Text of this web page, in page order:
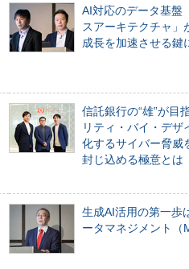
AI対応のデータ基盤
スアーキテクチャ」
成長を加速させる鍵
信託銀行の“雄”が目
リティ・バイ・デザ
化するサイバー脅威
封じ込める極意とは
生成AI活用の第一歩
ータマネジメント（